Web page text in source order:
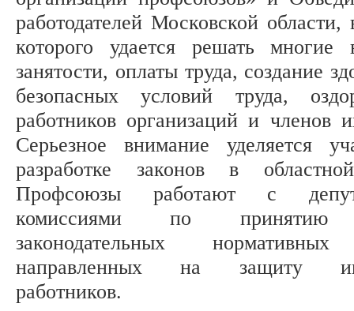
работодателей Московской области,
которого удается решать многие
занятости, оплаты труда, создание
безопасных условий труда,
работников организаций и членов
Серьезное внимание уделяется
разработке законов в
Профсоюзы работают с
комиссиями по принятию
законодательных
направленных на защиту
работников.